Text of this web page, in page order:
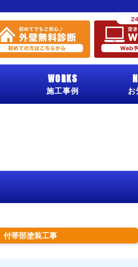
WORKS
施工事例 お
付帯部塗装工事